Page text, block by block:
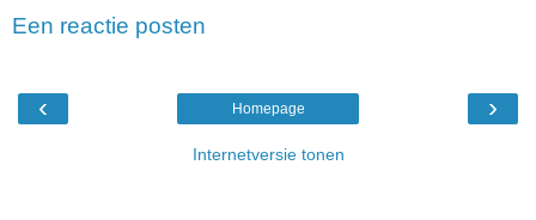
Een reactie posten
‹ ›
Homepage
Internetversie tonen